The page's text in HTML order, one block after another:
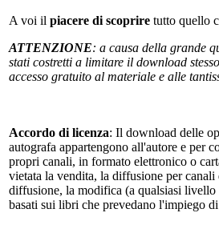
A voi il piacere di scoprire tutto quello
ATTENZIONE: a causa della grande
stati costretti a limitare il download
accesso gratuito al materiale e alle
Accordo di licenza: Il download delle
autografa appartengono all'autore e per
propri canali, in formato elettronico o
vietata la vendita, la diffusione per
diffusione, la modifica (a qualsiasi
basati sui libri che prevedano l'impiego